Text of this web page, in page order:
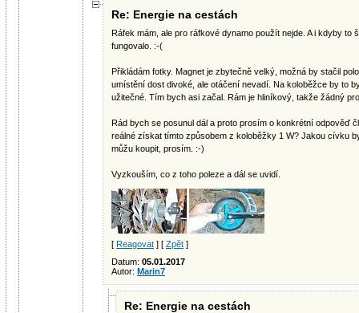
Re: Energie na cestách
Ráfek mám, ale pro ráfkové dynamo použít nejde. A i kdyby to
fungovalo. :-(
Přikládám fotky. Magnet je zbytečně velký, možná by stačil
umístění dost divoké, ale otáčení nevadí. Na koloběžce by to
užitečné. Tím bych asi začal. Rám je hliníkový, takže žádný
Rád bych se posunul dál a proto prosím o konkrétní odpověď
reálné získat tímto způsobem z koloběžky 1 W? Jakou cívku
můžu koupit, prosím. :-)
Vyzkouším, co z toho poleze a dál se uvidí.
[ Reagovat ] [ Zpět ]
Datum: 05.01.2017
Autor: Marin7
Re: Energie na cestách